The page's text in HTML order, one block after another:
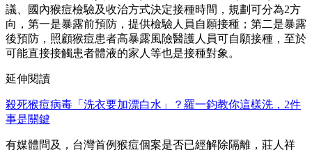
議、國內猴痘檢驗及收治方式決定接種時間，規劃可分為2方
向，第一是暴露前預防，提供檢驗人員自願接種；第二是暴露
後預防，照顧猴痘患者高暴露風險醫護人員可自願接種，至於
可能直接接觸患者體液的家人等也是接種對象。
延伸閱讀
殺死猴痘病毒「洗衣要加漂白水」？羅一鈞教你這樣洗，2件
事是關鍵
有媒體問及，台灣首例猴痘個案是否已經解除隔離，莊人祥